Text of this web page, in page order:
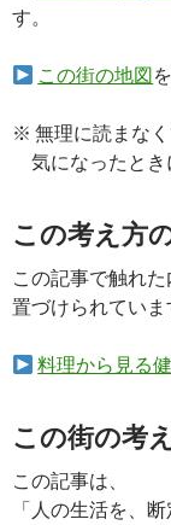
す。
この街の地図
※ 無理に読まなく
気になったとき
この考え方
この記事で触れ
置づけられていま
料理から見る
この街の考
この記事は、
「人の生活を、